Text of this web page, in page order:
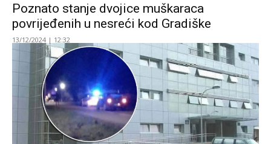
Poznato stanje dvojice muškaraca
povrijeđenih u nesreći kod Gradiške
13/12/2024 | 12:32